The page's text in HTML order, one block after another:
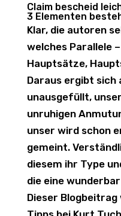
Claim bescheid
3 Elementen
Klar, die autoren
welches Parallele
Hauptsätze,
Daraus ergibt sich
unausgefüllt,
unruhigen
unser wird schon
gemeint.
diesem ihr Type
die eine
Dieser